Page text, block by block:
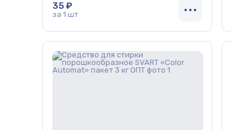
35 ₽
за 1 шт